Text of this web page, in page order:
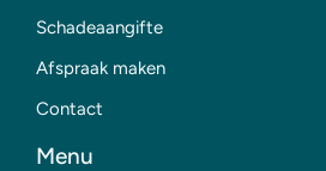
Schadeaangifte
Afspraak maken
Contact
Menu